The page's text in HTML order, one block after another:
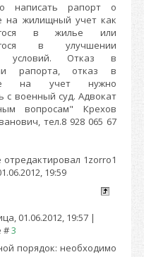
написать рапорт о
на жилищный учет как
в жилье или
в улучшении
условий. Отказ в
рапорта, отказ в
на учет нужно
с военный суд. Адвокат
вопросам" Крехов
тел.8 928 065 67
1zorro1
19:59
01.06.2012, 19:57 |
#3
порядок: необходимо